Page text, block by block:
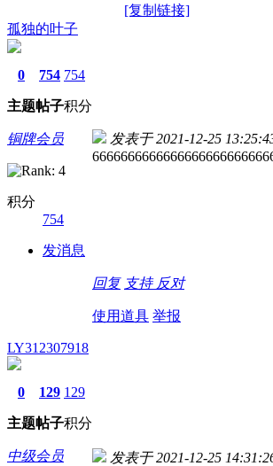
[复制链接]
孤独的叶子
0
主题
754
帖子
754
积分
铜牌会员
积分
754
发消息
发表于 2021-12-25
回复 支持 反对
使用道具 举报
LY312307918
0
主题
129
帖子
129
积分
中级会员 发表于 2021-12-25